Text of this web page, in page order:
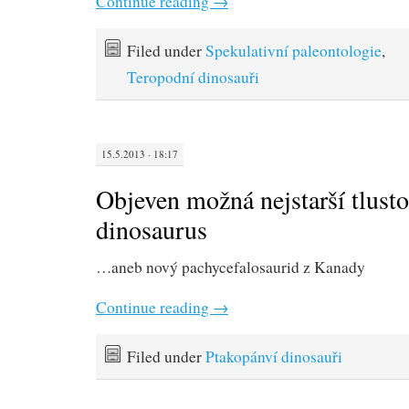
Filed underSpekulativní paleontologie,
Teropodní dinosauři
15.5.2013 · 18:17
Objeven možná nejstarší
dinosaurus
…aneb nový pachycefalosaurid z Kanady
Continue reading →
Filed underPtakopánví dinosauři